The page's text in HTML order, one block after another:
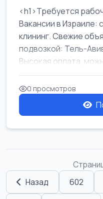
<h1>Требуется
Вакансии в Израиле:
клининг. Свежие
подвозкой: Тель-
Высокая оплата,
...
0 просмотров
Назад 602